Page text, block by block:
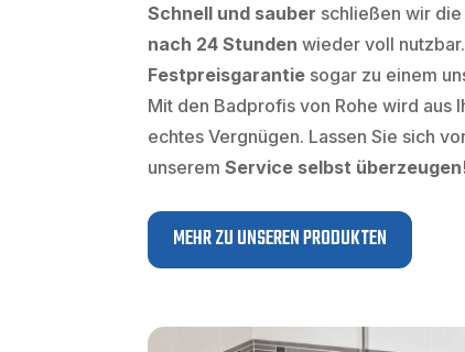
Schnell und sauber schließen wir
nach 24 Stunden wieder voll
Festpreisgarantie sogar zu einem
Mit den Badprofis von Rohe wird aus
echtes Vergnügen. Lassen Sie sich
unseremService selbst
MEHR ZU UNSEREN PRODUKTEN